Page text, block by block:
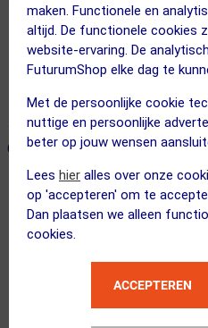
maken. Functionele en
altijd. De functionele cookies
website-ervaring. De
FuturumShop elke dag te
Met de persoonlijke cookie
nuttige en persoonlijke
beter op jouw wensen
Lees hier alles over onze
op 'accepteren' om te
Dan plaatsen we alleen
cookies.
ACCEPTEREN
Gratis bezorging &
Voor 23:00 uur besteld,
365 dagen retourrecht
← Terug naar productnavigatie
ONZE AANBEVOLEN
Gonso